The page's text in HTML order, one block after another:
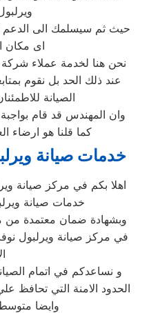
حيث ثم سيسلمك الى الدعم
اى مكان
نحن هنا لخدمة عملاء شركة
عند ذلك الحد بل نقوم
الصيانة
وان المهندس قد قام
كما قلنا هو ارضاء
خدمات صيانة
خدمات صيانة
وبشهادة ضمان معتمدة من
في مركز صيانة ويرلبول
و نساعدكم في اتمام
الحدود الامنة التي تحافظ
وايضا